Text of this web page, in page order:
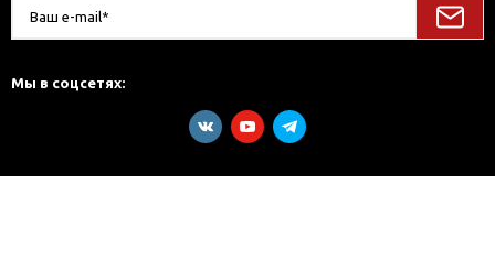
Мы в соцсетях: